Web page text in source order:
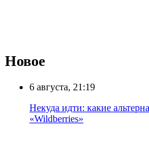
Новое
6 августа, 21:19
Некуда идти: какие
«Wildberries»